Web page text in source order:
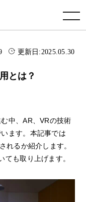
toggle navigation
更新日:2025.05.30
とは？
中、AR、VRの技術
ます。本記事では
れるか紹介します。
ても取り上げます。